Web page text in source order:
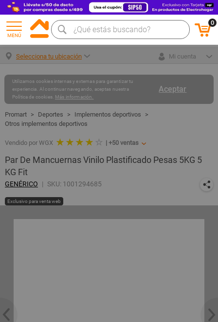
MENÚ
0
Selecciona tu ubicación Mi cuenta
Aceptar
Utilizamos cookies internas y externas para garantizar tu
experiencia. Al continuar navegando, aceptas nuestra
Política de cookies. Más información.
Deportes
Implementos deportivos
Otros implementos deportivos
Vendido por WGX ★ ★ ★ ★ ☆ | +50 ventas
Par De Mancuernas Vinilo Plastificado Pesas 5KG 5
KG Fit
GENÉRICO SKU: 1001294685
Exclusivo para venta web